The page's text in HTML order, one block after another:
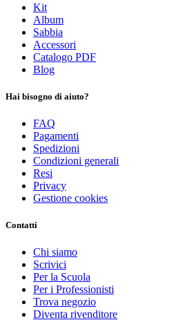
Kit
Album
Sabbia
Accessori
Catalogo PDF
Blog
Hai bisogno di aiuto?
FAQ
Pagamenti
Spedizioni
Condizioni generali
Resi
Privacy
Gestione cookies
Contatti
Chi siamo
Scrivici
Per la Scuola
Per i Professionisti
Trova negozio
Diventa rivenditore